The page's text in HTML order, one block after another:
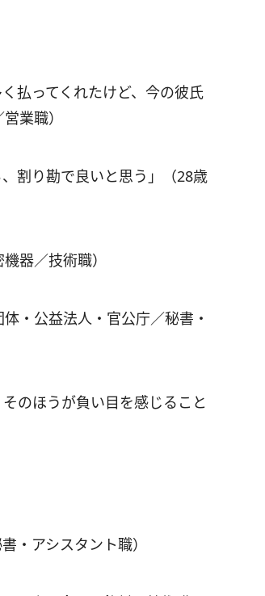
払ってくれたけど、今の彼氏
業職）
割り勘で良いと思う」（28歳
器／技術職）
・公益法人・官公庁／秘書・
のほうが負い目を感じること
・アシスタント職）